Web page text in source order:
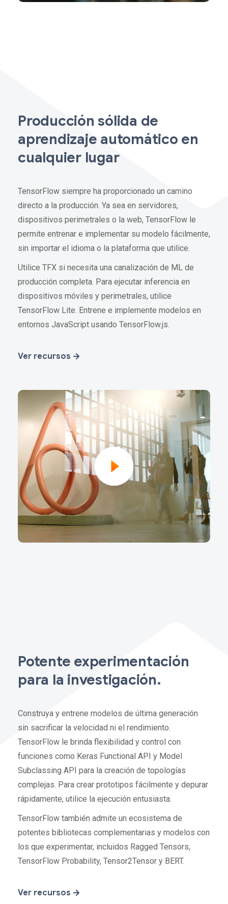
Producción sólida de
aprendizaje automático en
cualquier lugar
TensorFlow siempre ha proporcionado un camino
directo a la producción. Ya sea en servidores,
dispositivos perimetrales o la web, TensorFlow le
permite entrenar e implementar su modelo fácilmente,
sin importar el idioma o la plataforma que utilice.
Utilice TFX si necesita una canalización de ML de
producción completa. Para ejecutar inferencia en
dispositivos móviles y perimetrales, utilice
TensorFlow Lite. Entrene e implemente modelos en
entornos JavaScript usando TensorFlow.js.
Ver recursos
Potente experimentación
para la investigación.
Construya y entrene modelos de última generación
sin sacrificar la velocidad ni el rendimiento.
TensorFlow le brinda flexibilidad y control con
funciones como Keras Functional API y Model
Subclassing API para la creación de topologías
complejas. Para crear prototipos fácilmente y depurar
rápidamente, utilice la ejecución entusiasta.
TensorFlow también admite un ecosistema de
potentes bibliotecas complementarias y modelos con
los que experimentar, incluidos Ragged Tensors,
TensorFlow Probability, Tensor2Tensor y BERT.
Ver recursos